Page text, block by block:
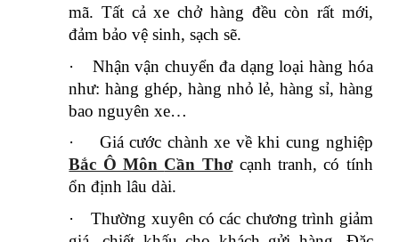
mã. Tất cả xe chở hàng đều còn rất mới,
đảm bảo vệ sinh, sạch sẽ.
·
Nhận vận chuyển đa dạng loại hàng hóa
như: hàng ghép, hàng nhỏ lẻ, hàng sỉ, hàng
bao nguyên xe…
·
Giá cước chành xe về khi cung nghiệp
Bắc Ô Môn Cần Thơ cạnh tranh, có tính
ổn định lâu dài.
·
Thường xuyên có các chương trình giảm